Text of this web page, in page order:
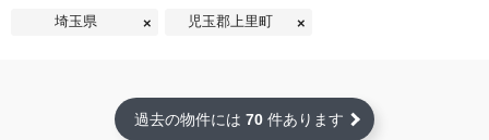
埼玉県 児玉郡上里町
過去の物件には 70 件あります